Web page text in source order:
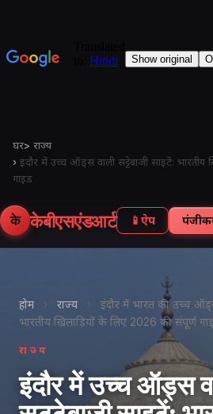
घर> राज्य
› इंदौर में उच्च ऑड्स वाली सट्टेबाजी साइटें:
गाइड
के केबीएसएंडआर्ट 📱 ऐप
होम › राज्य ›
इंदौर में भारत की उच्च
भारतीय खिलाड़ियों के लिए 2026 की संपूर्ण
राज्य
इंदौर में उच्च ऑड्स